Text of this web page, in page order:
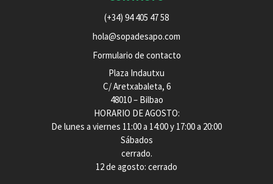
(+34) 94 405 47 58
hola@sopadesapo.com
Formulario de contacto
Plaza Indautxu
C/ Aretxabaleta, 6
48010 – Bilbao
HORARIO DE AGOSTO:
De lunes a viernes 11:00 a 14:00 y 17:00 a 20:00
Sábados
cerrado.
12 de agosto: cerrado